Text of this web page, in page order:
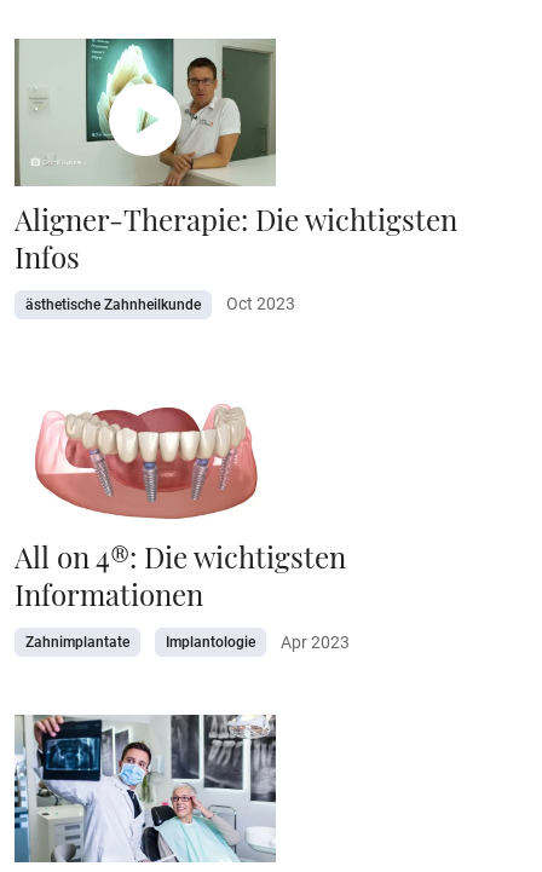
Aligner-Therapie: Die wichtigsten
Infos
ästhetische Zahnheilkunde Oct 2023
All on 4®: Die wichtigsten
Informationen
Zahnimplantate Implantologie Apr 2023